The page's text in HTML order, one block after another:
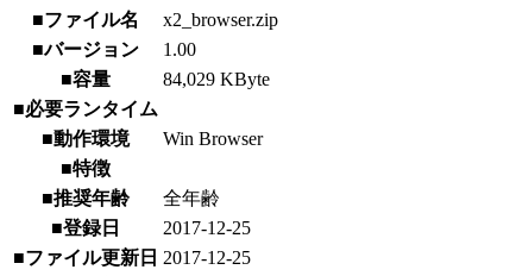
■ファイル名
x2_browser.zip
■バージョン
1.00
■容量
84,029 KByte
■必要ランタイム
■動作環境
Win Browser
■特徴
■推奨年齢
全年齢
■登録日
2017-12-25
■ファイル更新日 2017-12-25